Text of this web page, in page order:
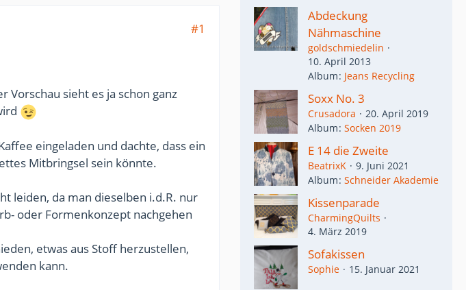
#1
Vorschau sieht es ja schon ganz
eingeladen und dachte, dass ein
Mitbringsel sein könnte.
leiden, da man dieselben i.d.R. nur
oder Formenkonzept nachgehen
etwas aus Stoff herzustellen,
kann.
Abdeckung
Nähmaschine
goldschmiedelin
10. April 2013
Album Jeans Recycling
Soxx No. 3
Crusadora
20. April 2019
Album Socken 2019
E 14 die Zweite
BeatrixK
9. Juni 2021
Album Schneider Akademie
Kissenparade
CharmingQuilts
4. März 2019
Sofakissen
Sophie 15. Januar 2021